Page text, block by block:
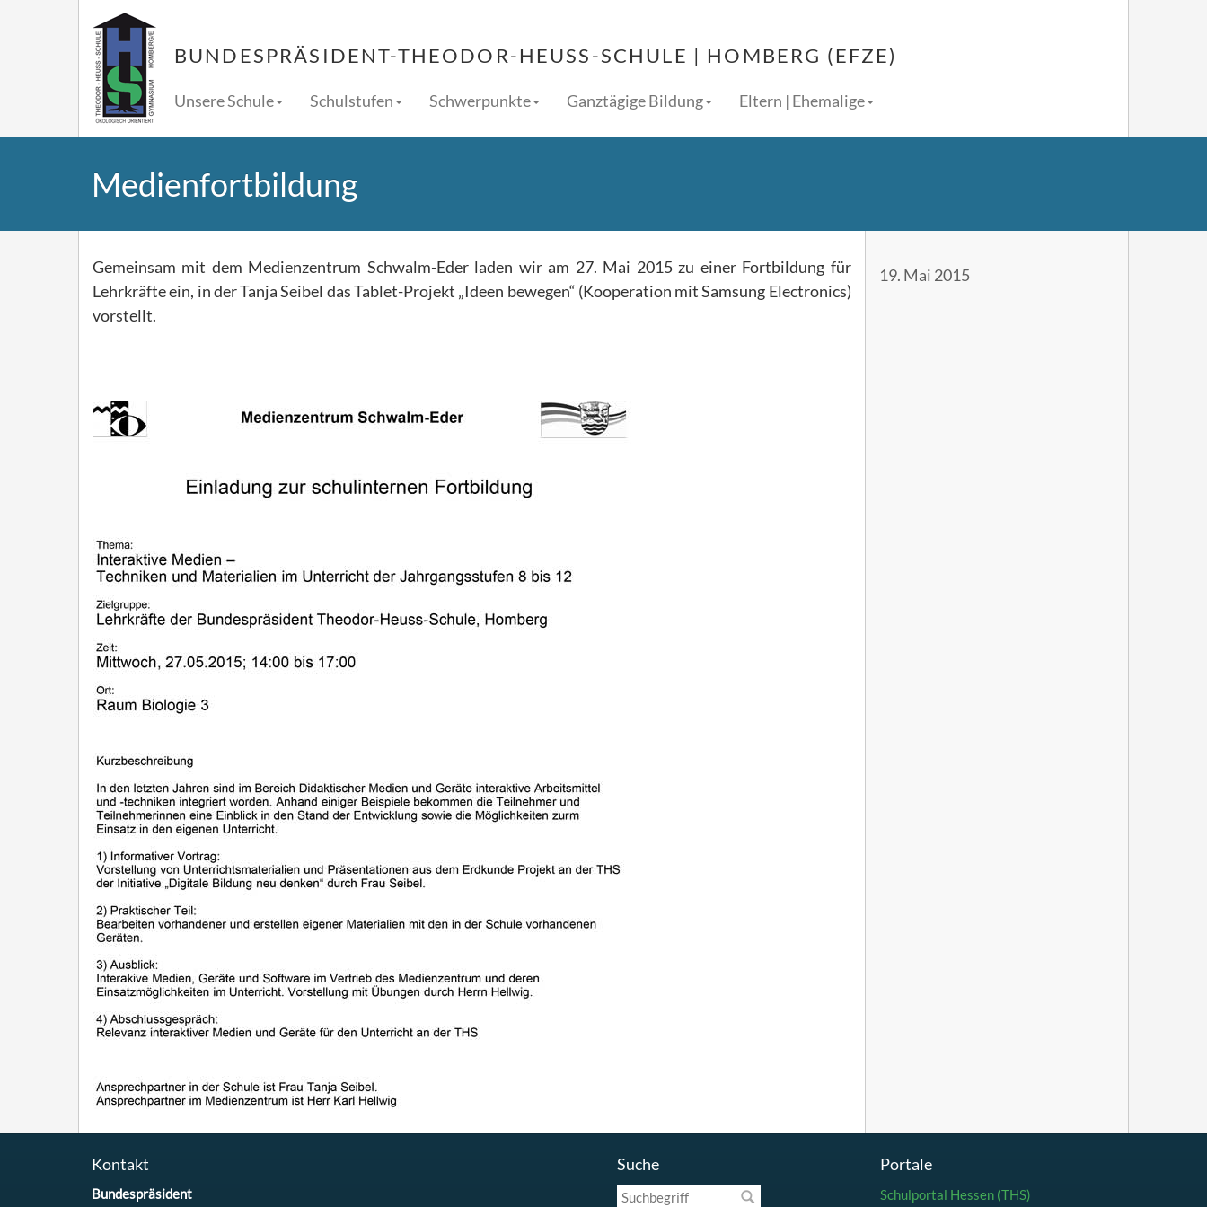
BUNDESPRÄSIDENT-THEODOR-HEUSS-SCHULE | HOMBERG (EFZE)
Unsere Schule Schulstufen Schwerpunkte Ganztägige Bildung Eltern | Ehemalige
Medienfortbildung
Gemeinsam mit dem Medienzentrum Schwalm-Eder laden wir am 27. Mai 2015 zu einer Fortbildung für
Lehrkräfte ein, in der Tanja Seibel das Tablet-Projekt „Ideen bewegen“ (Kooperation mit Samsung Electronics)
vorstellt.
19. Mai 2015
Suche
Suchbegriff
Portale
Schulportal Hessen (THS)
Kontakt
Bundespräsident